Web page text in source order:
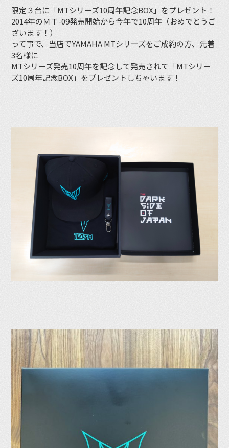
限定３台に「MTシリーズ10周年記念BOX」をプレゼント！
2014年のＭＴ-09発売開始から今年で10周年（おめでとうご
ざいます！）
って事で、当店でYAMAHA MTシリーズをご成約の方、先着
3名様に
MTシリーズ発売10周年を記念して発売されて「MTシリー
ズ10周年記念BOX」をプレゼントしちゃいます！